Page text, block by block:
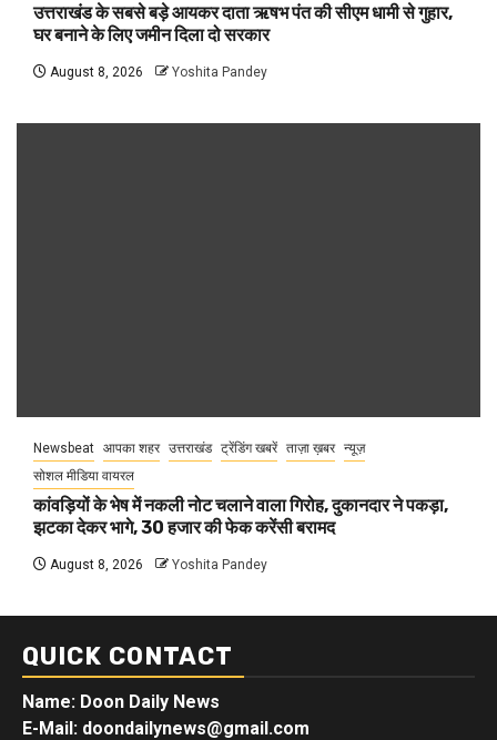
उत्तराखंड के सबसे बड़े आयकर दाता ऋषभ पंत की सीएम धामी से गुहार,
घर बनाने के लिए जमीन दिला दो सरकार
August 8, 2026 Yoshita Pandey
Newsbeat आपका शहर उत्तराखंड ट्रेंडिंग खबरें ताज़ा ख़बर न्यूज़
सोशल मीडिया वायरल
कांवड़ियों के भेष में नकली नोट चलाने वाला गिरोह, दुकानदार ने पकड़ा,
झटका देकर भागे, 30 हजार की फेक करेंसी बरामद
August 8, 2026 Yoshita Pandey
QUICK CONTACT
Name: Doon Daily News
E-Mail: doondailynews@gmail.com